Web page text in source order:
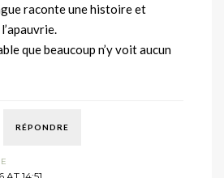
raconte une histoire et
que beaucoup n’y voit aucun
RÉPONDRE